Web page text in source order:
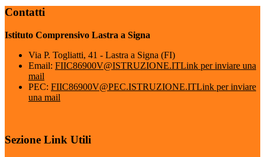
Contatti
Istituto Comprensivo Lastra a Signa
Via P. Togliatti, 41 - Lastra a Signa (FI)
Email: FIIC86900V@ISTRUZIONE.ITLink per inviare una
mail
PEC: FIIC86900V@PEC.ISTRUZIONE.ITLink per inviare
una mail
Sezione Link Utili